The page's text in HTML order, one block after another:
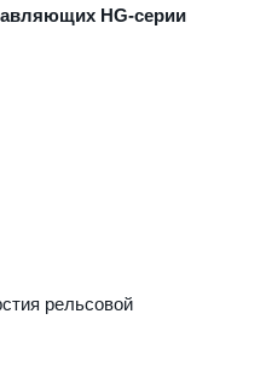
HG-серии
рельсовой